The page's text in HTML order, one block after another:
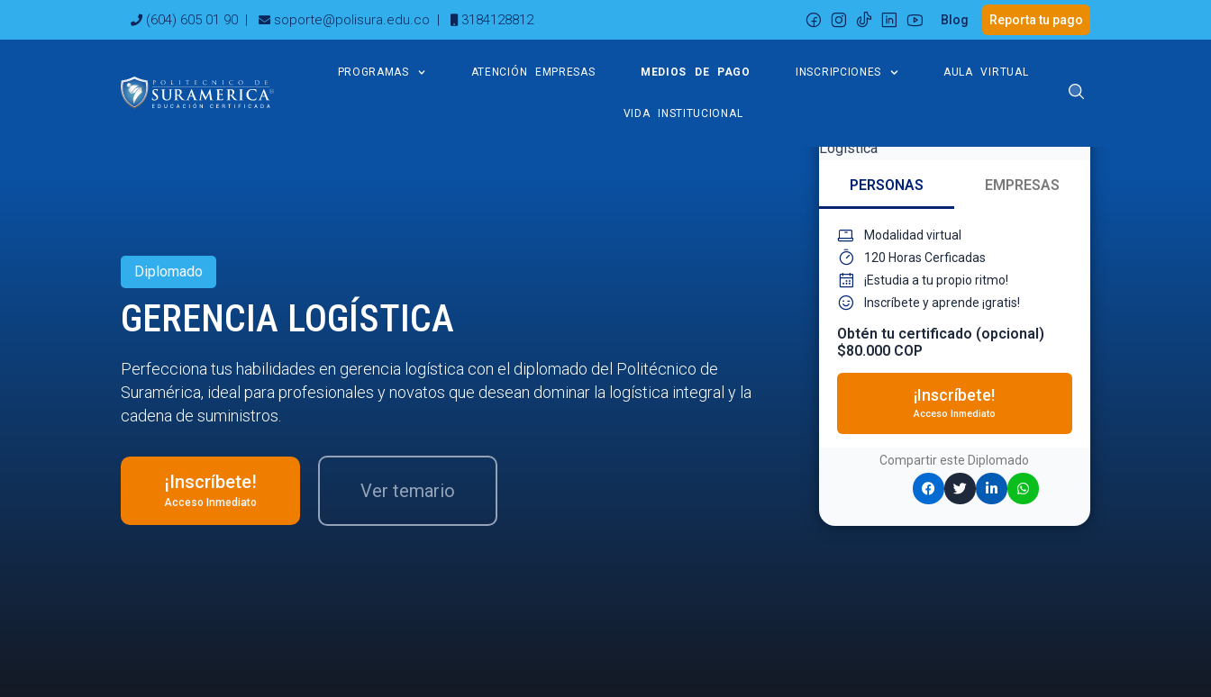
(604) 605 01 90 | soporte@polisura.edu.co | 3184128812 Blog Reporta tu pago
PROGRAMAS ATENCIÓN EMPRESAS MEDIOS DE PAGO INSCRIPCIONES AULA VIRTUAL
VIDA INSTITUCIONAL
Diplomado
GERENCIA LOGÍSTICA
Perfecciona tus habilidades en gerencia logística con el diplomado del Politécnico de
Suramérica, ideal para profesionales y novatos que desean dominar la logística integral y la
cadena de suministros.
¡Inscríbete!
Acceso Inmediato
Ver temario
PERSONAS EMPRESAS
Modalidad virtual
120 Horas Cerficadas
¡Estudia a tu propio ritmo!
Inscríbete y aprende ¡gratis!
Obtén tu certificado (opcional)
$80.000 COP
¡Inscríbete!
Acceso Inmediato
Compartir este Diplomado